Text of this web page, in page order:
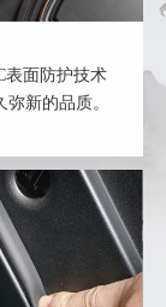
表面防护技术
弥新的品质。